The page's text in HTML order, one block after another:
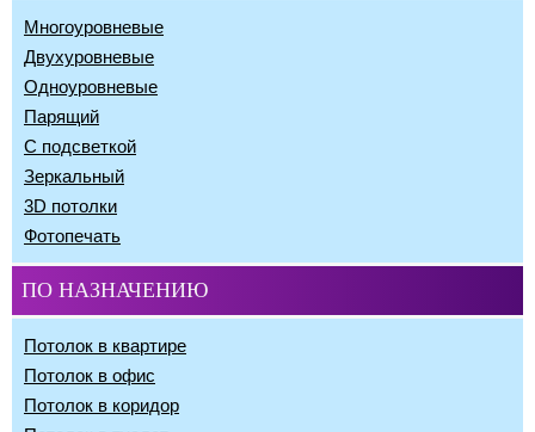
Многоуровневые
Двухуровневые
Одноуровневые
Парящий
С подсветкой
Зеркальный
3D потолки
Фотопечать
ПО НАЗНАЧЕНИЮ
Потолок в квартире
Потолок в офис
Потолок в коридор